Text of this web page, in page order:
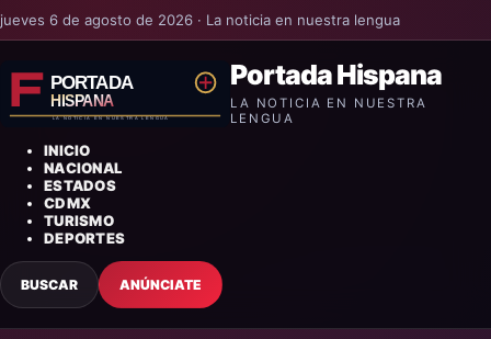
jueves 6 de agosto de 2026 · La noticia en nuestra lengua
Portada Hispana
LA NOTICIA EN NUESTRA
LENGUA
INICIO
NACIONAL
ESTADOS
CDMX
TURISMO
DEPORTES
BUSCAR ANÚNCIATE